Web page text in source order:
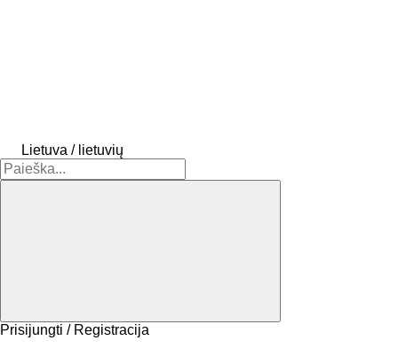
Lietuva / lietuvių
Prisijungti / Registracija